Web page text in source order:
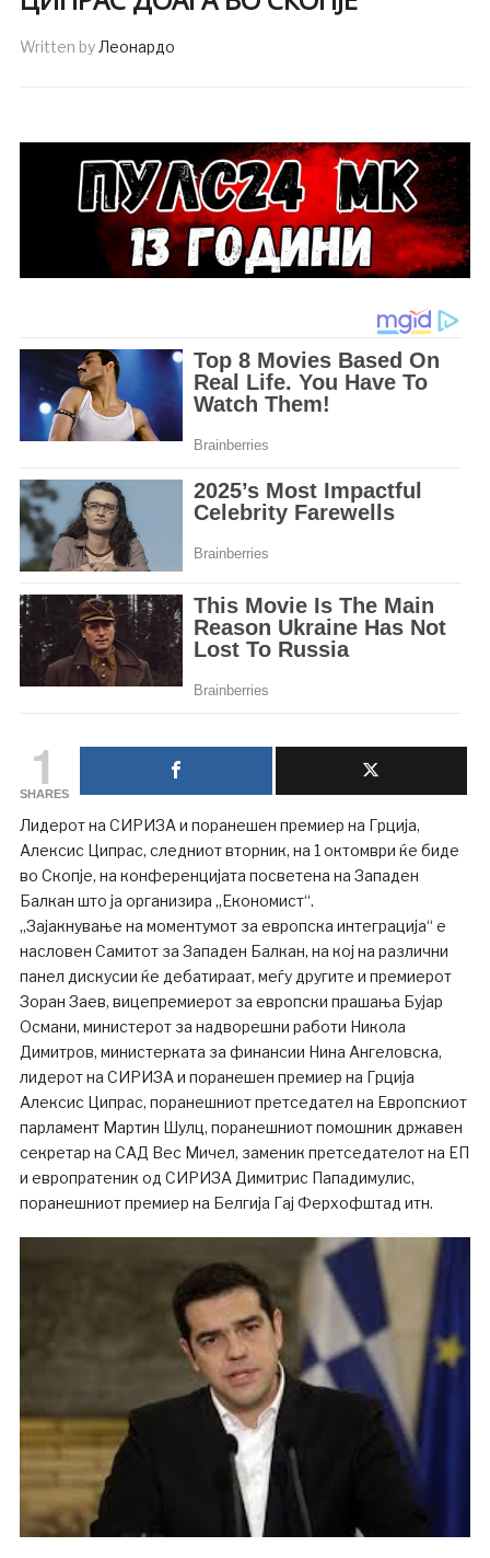
Written byЛеонардо
1
SHARES
Лидерот на СИРИЗА и поранешен премиер на Грција,
Алексис Ципрас, следниот вторник, на 1 октомври ќе биде
во Скопје, на конференцијата посветена на Западен
Балкан што ја организира „Економист“.
„Зајакнување на моментумот за европска интеграција“ е
насловен Самитот за Западен Балкан, на кој на различни
панел дискусии ќе дебатираат, меѓу другите и премиерот
Зоран Заев, вицепремиерот за европски прашања Бујар
Османи, министерот за надворешни работи Никола
Димитров, министерката за финансии Нина Ангеловска,
лидерот на СИРИЗА и поранешен премиер на Грција
Алексис Ципрас, поранешниот претседател на Европскиот
парламент Мартин Шулц, поранешниот помошник државен
секретар на САД Вес Мичел, заменик претседателот на ЕП
и европратеник од СИРИЗА Димитрис Пападимулис,
поранешниот премиер на Белгија Гај Ферхофштад итн.